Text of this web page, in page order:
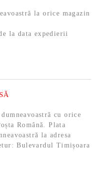
la orice magazin
la data expedierii
cu orice
Română. Plata
la adresa
Bulevardul Timișoara